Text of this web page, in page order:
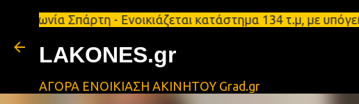
Σπάρτη - Ενοικιάζεται κατάστημα 134 τ.μ, με
LAKONES.gr
ΑΓΟΡΑ ΕΝΟΙΚΙΑΣΗ ΑΚΙΝΗΤΟΥ Grad.gr